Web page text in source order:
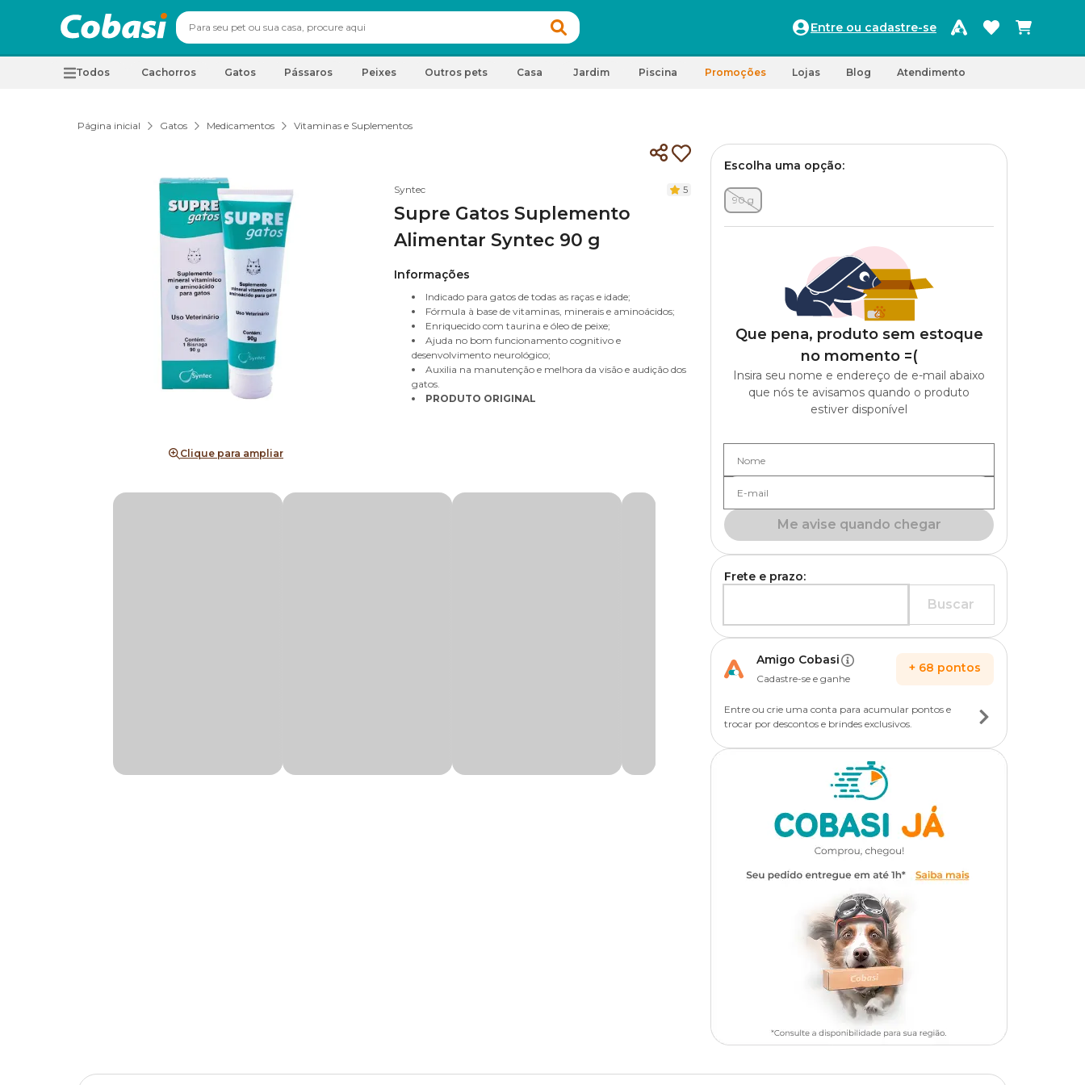
Entre ou cadastre-se
Todos Cachorros Gatos Pássaros Peixes Outros pets Casa Jardim Piscina Promoções Lojas Blog Atendimento
Página inicial Gatos Medicamentos Vitaminas e Suplementos
Clique para ampliar
Syntec 5
Supre Gatos Suplemento
Alimentar Syntec 90 g
Informações
Indicado para gatos de todas as raças e idade;
Fórmula à base de vitaminas, minerais e aminoácidos;
Enriquecido com taurina e óleo de peixe;
Ajuda no bom funcionamento cognitivo e
desenvolvimento neurológico;
Auxilia na manutenção e melhora da visão e audição dos
gatos.
PRODUTO ORIGINAL
Escolha uma opção:
90 g
Que pena, produto sem estoque
no momento =(
Insira seu nome e endereço de e-mail abaixo
que nós te avisamos quando o produto
estiver disponível
Nome
E-mail
Me avise quando chegar
Frete e prazo:
Buscar
Amigo Cobasi
Cadastre-se e ganhe
+ 68 pontos
Entre ou crie uma conta para acumular pontos e
trocar por descontos e brindes exclusivos.